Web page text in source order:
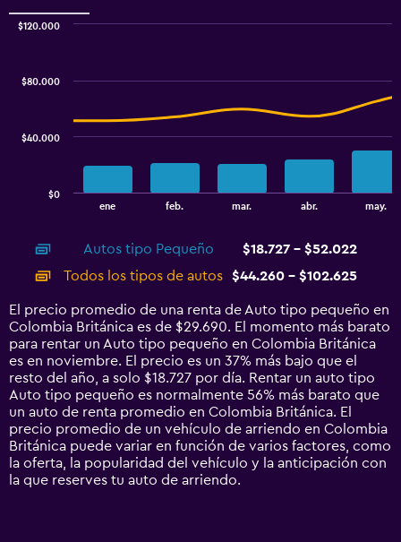
0
to
displaying
categories.
Range:
14
categories.
The
chart
has
1
Y
axis
displaying
values.
Range:
0
ene feb. mar. abr. may.
$0
$40.000
$80.000
$120.000
Autos tipo Pequeño
$18.727 - $52.022
Todos los tipos de autos
$44.260 - $102.625
El precio promedio de una renta de Auto tipo pequeño en
Colombia Británica es de $29.690. El momento más barato
para rentar un Auto tipo pequeño en Colombia Británica
es en noviembre. El precio es un 37% más bajo que el
resto del año, a solo $18.727 por día. Rentar un auto tipo
Auto tipo pequeño es normalmente 56% más barato que
un auto de renta promedio en Colombia Británica. El
precio promedio de un vehículo de arriendo en Colombia
Británica puede variar en función de varios factores, como
la oferta, la popularidad del vehículo y la anticipación con
la que reserves tu auto de arriendo.